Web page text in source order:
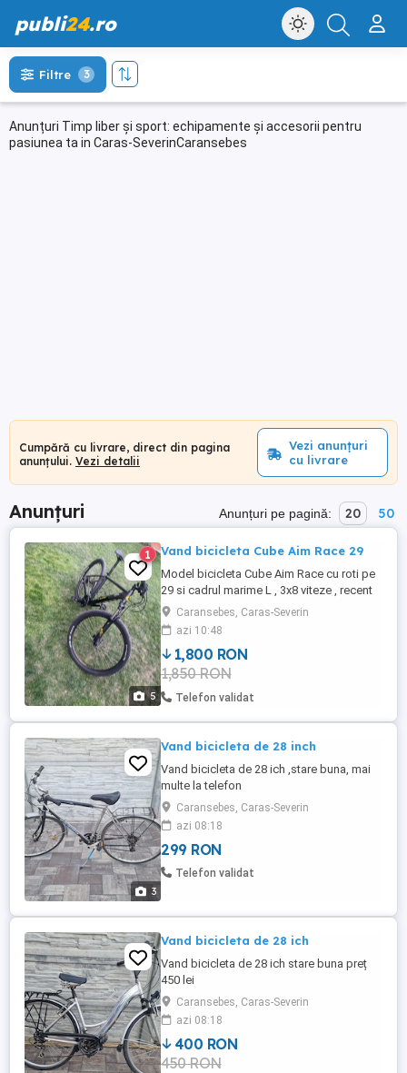
publi24.ro
Anunțuri Timp liber și sport: echipamente și accesorii pentru
pasiunea ta in Caras-SeverinCaransebes
Filtre 3
Cumpără cu livrare, direct din pagina
anunțului. Vezi detalii
Vezi anunțuri
cu livrare
Anunțuri Anunțuri pe pagină: 20 50
5
1 Vand bicicleta Cube Aim Race 29
Model bicicleta Cube Aim Race cu roti pe
29 si cadrul marime L , 3x8 viteze , recent
adusa din Germania si este intr-o stare
excelenta! Blocator furca pe ghidon!
Caransebes, Caras-Severin
azi 10:48
1,800 RON
1,850 RON
Telefon validat
3
Vand bicicleta de 28 inch
Vand bicicleta de 28 ich ,stare buna, mai
multe la telefon
Caransebes, Caras-Severin
azi 08:18
299 RON
Telefon validat
Vand bicicleta de 28 ich
Vand bicicleta de 28 ich stare buna preț
450 lei
Caransebes, Caras-Severin
azi 08:18
400 RON
450 RON